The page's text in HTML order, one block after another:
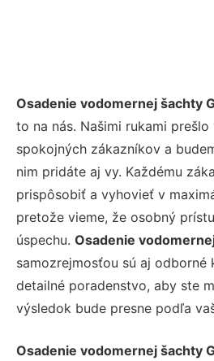
Osadenie vodomernej šachty
to na nás. Našimi rukami
spokojných zákazníkov a
nim pridáte aj vy. Každému
prispôsobiť a vyhovieť v
pretože vieme, že osobný
úspechu. Osadenie
samozrejmosťou sú aj odborné
detailné poradenstvo, aby ste
výsledok bude presne podľa
Osadenie vodomernej šachty